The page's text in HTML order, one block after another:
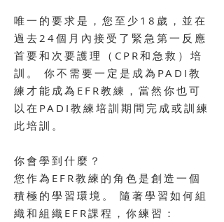
唯一的要求是，您至少18歲，並在
過去24個月內接受了緊急第一反應
首要和次要護理（CPR和急救）培
訓。 你不需要一定是成為PADI教
練才能成為EFR教練，當然你也可
以在PADI教練培訓期間完成或訓練
此培訓。
你會學到什麼？
您作為EFR教練的角色是創造一個
積極的學習環境。 隨著學習如何組
織和組織EFR課程，你練習：